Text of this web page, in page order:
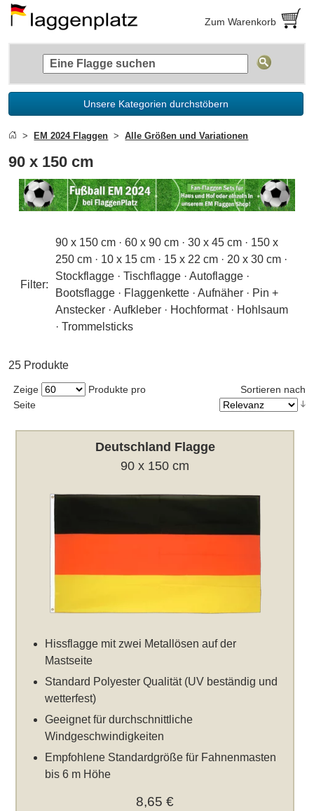
Zum Warenkorb
Unsere Kategorien durchstöbern
EM 2024 Flaggen Alle Größen und Variationen
90 x 150 cm
Filter:
90 x 150 cm ·60 x 90 cm ·30 x 45 cm · 150 x
250 cm · 10 x 15 cm · 15 x 22 cm · 20 x 30 cm ·
Stockflagge ·Tischflagge ·Autoflagge ·
Bootsflagge · Flaggenkette ·Aufnäher · Pin +
Anstecker ·Aufkleber · Hochformat· Hohlsaum
·Trommelsticks
25 Produkte
Zeige
Produkte pro
Seite
Sortieren nach
Deutschland Flagge
90 x 150 cm
Hissflagge mit zwei Metallösen auf der
Mastseite
Standard Polyester Qualität (UV beständig und
wetterfest)
Geeignet für durchschnittliche
Windgeschwindigkeiten
Empfohlene Standardgröße für Fahnenmasten
bis 6 m Höhe
8,65 €